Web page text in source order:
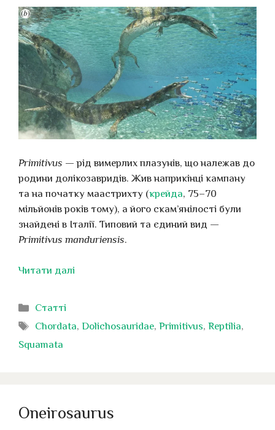
Primitivus — рід вимерлих плазунів, що належав до
родини долікозавридів. Жив наприкінці кампану
та на початку маастрихту (крейда, 75–70
мільйонів років тому), а його скам’янілості були
знайдені в Італії. Типовий та єдиний вид —
Primitivus manduriensis.
Читати далі
Категорії
Статті
Позначки
Chordata,Dolichosauridae,Primitivus,Reptilia,
Squamata
Oneirosaurus